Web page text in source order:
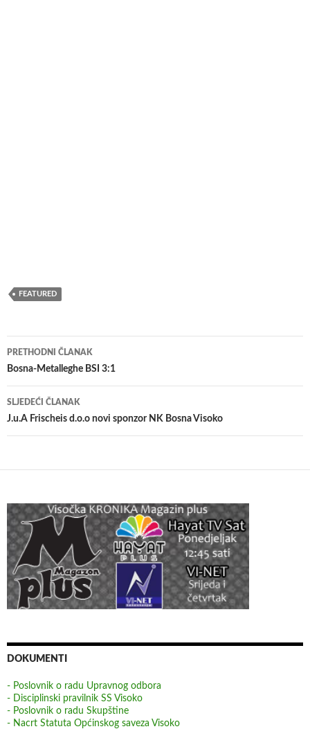
FEATURED
Navigacija
članaka
PRETHODNI ČLANAK
Bosna-Metalleghe BSI 3:1
SLJEDEĆI ČLANAK
J.u.A Frischeis d.o.o novi sponzor NK Bosna Visoko
DOKUMENTI
- Poslovnik o radu Upravnog odbora
- Disciplinski pravilnik SS Visoko
- Poslovnik o radu Skupštine
- Nacrt Statuta Općinskog saveza Visoko